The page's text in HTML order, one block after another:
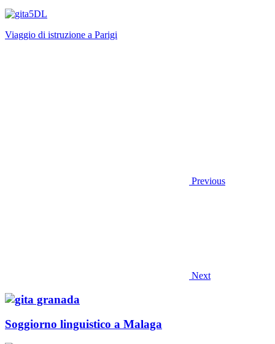
Viaggio di istruzione a Parigi
Previous
Next
Soggiorno linguistico a Malaga